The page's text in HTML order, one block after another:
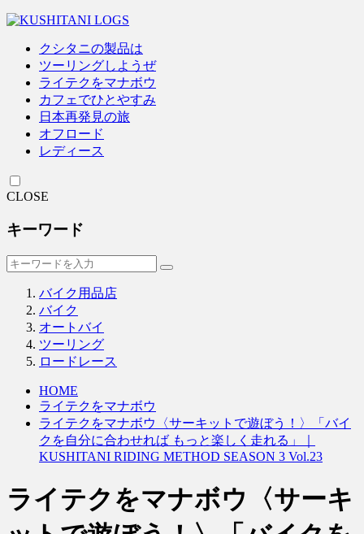
クシタニの製品は
ツーリングしようぜ
ライテクをマナボウ
カフェでひとやすみ
日本再発見の旅
オフロード
レディース
CLOSE
キーワード
バイク用品店
バイク
オートバイ
ツーリング
ロードレース
HOME
ライテクをマナボウ
ライテクをマナボウ〈サーキットで遊ぼう！〉「バイ
クを自分に合わせれば もっと楽しく走れる」｜
KUSHITANI RIDING METHOD SEASON 3 Vol.23
ライテクをマナボウ〈サーキ